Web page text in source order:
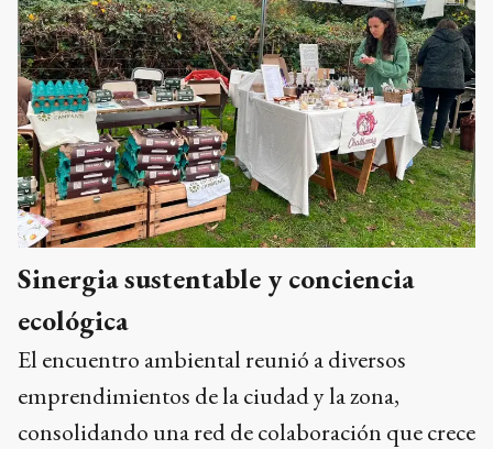
Sinergia sustentable y conciencia
ecológica
El encuentro ambiental reunió a diversos
emprendimientos de la ciudad y la zona,
consolidando una red de colaboración que crece